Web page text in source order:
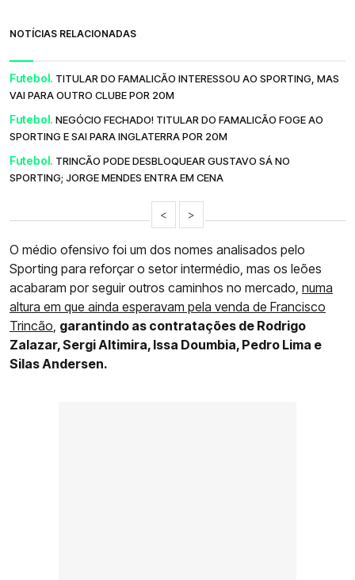
NOTÍCIAS RELACIONADAS
Futebol. TITULAR DO FAMALICÃO INTERESSOU AO SPORTING, MAS
VAI PARA OUTRO CLUBE POR 20M
Futebol. NEGÓCIO FECHADO! TITULAR DO FAMALICÃO FOGE AO
SPORTING E SAI PARA INGLATERRA POR 20M
Futebol. TRINCÃO PODE DESBLOQUEAR GUSTAVO SÁ NO
SPORTING; JORGE MENDES ENTRA EM CENA
< >
O médio ofensivo foi um dos nomes analisados pelo
Sporting para reforçar o setor intermédio, mas os leões
acabaram por seguir outros caminhos no mercado, numa
altura em que ainda esperavam pela venda de Francisco
Trincão, garantindo as contratações de Rodrigo
Zalazar, Sergi Altimira, Issa Doumbia, Pedro Lima e
Silas Andersen.